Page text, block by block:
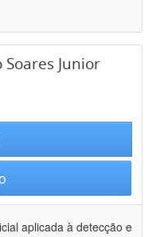
Junior
aplicada à detecção e